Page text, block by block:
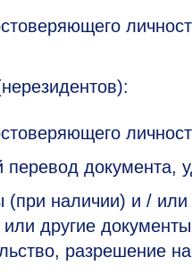
перевод документа,
(при наличии) и /
другие
разрешение